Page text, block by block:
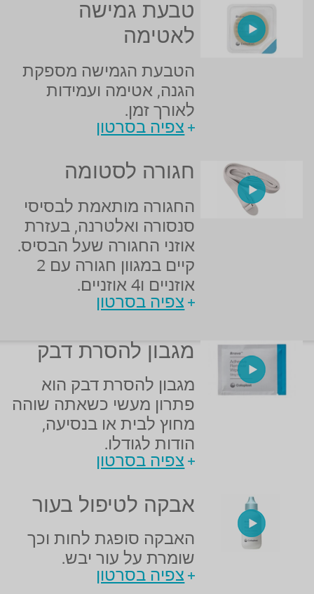
טבעת גמישה
לאטימה
הטבעת הגמישה מספקת
הגנה, אטימה ועמידות
לאורך זמן.
צפיה בסרטון
חגורה לסטומה
החגורה מותאמת לבסיסי
סנסורה ואלטרנה, בעזרת
אוזני החגורה שעל הבסיס.
קיים במגוון חגורה עם 2
אוזניים ו4 אוזניים.
צפיה בסרטון
מגבון להסרת דבק
מגבון להסרת דבק הוא
פתרון מעשי כשאתה שוהה
מחוץ לבית או בנסיעה,
הודות לגודלו.
צפיה בסרטון
אבקה לטיפול בעור
האבקה סופגת לחות וכך
שומרת על עור יבש.
צפיה בסרטון